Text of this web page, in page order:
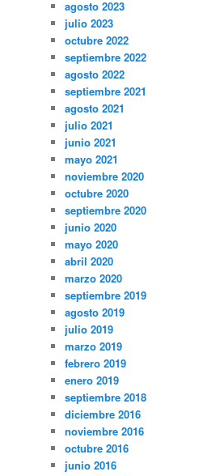
agosto 2023
julio 2023
octubre 2022
septiembre 2022
agosto 2022
septiembre 2021
agosto 2021
julio 2021
junio 2021
mayo 2021
noviembre 2020
octubre 2020
septiembre 2020
junio 2020
mayo 2020
abril 2020
marzo 2020
septiembre 2019
agosto 2019
julio 2019
marzo 2019
febrero 2019
enero 2019
septiembre 2018
diciembre 2016
noviembre 2016
octubre 2016
junio 2016